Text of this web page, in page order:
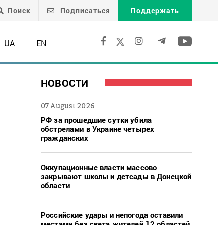
Поиск Подписаться Поддержать
UA EN
НОВОСТИ
07 August 2026
РФ за прошедшие сутки убила
обстрелами в Украине четырех
гражданских
Оккупационные власти массово
закрывают школы и детсады в Донецкой
области
Российские удары и непогода оставили